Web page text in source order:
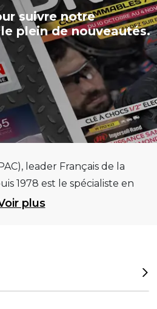
suivre notre
plein de nouveautés.
leader Français de la
1978 est le spécialiste en
garages et centres
sur des critères de
plus